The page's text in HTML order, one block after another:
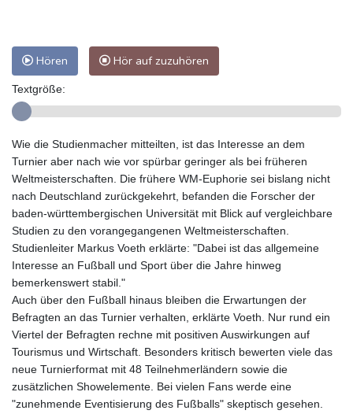
Hören Hör auf zuzuhören
Textgröße:
Wie die Studienmacher mitteilten, ist das Interesse an dem
Turnier aber nach wie vor spürbar geringer als bei früheren
Weltmeisterschaften. Die frühere WM-Euphorie sei bislang nicht
nach Deutschland zurückgekehrt, befanden die Forscher der
baden-württembergischen Universität mit Blick auf vergleichbare
Studien zu den vorangegangenen Weltmeisterschaften.
Studienleiter Markus Voeth erklärte: "Dabei ist das allgemeine
Interesse an Fußball und Sport über die Jahre hinweg
bemerkenswert stabil."
Auch über den Fußball hinaus bleiben die Erwartungen der
Befragten an das Turnier verhalten, erklärte Voeth. Nur rund ein
Viertel der Befragten rechne mit positiven Auswirkungen auf
Tourismus und Wirtschaft. Besonders kritisch bewerten viele das
neue Turnierformat mit 48 Teilnehmerländern sowie die
zusätzlichen Showelemente. Bei vielen Fans werde eine
"zunehmende Eventisierung des Fußballs" skeptisch gesehen.